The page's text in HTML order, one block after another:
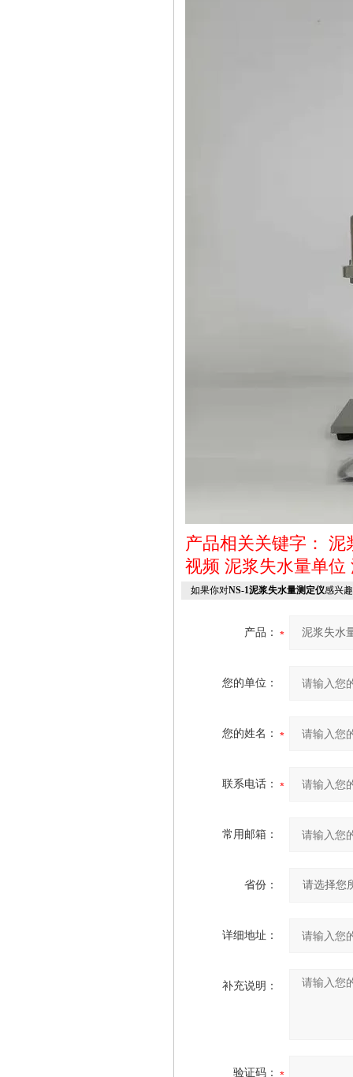
产品相关关键字： 泥
视频 泥浆失水量单位
如果你对NS-1泥浆失水量测定仪感兴
产品：
您的单位：
您的姓名：
联系电话：
常用邮箱：
省份：
详细地址：
补充说明：
验证码：